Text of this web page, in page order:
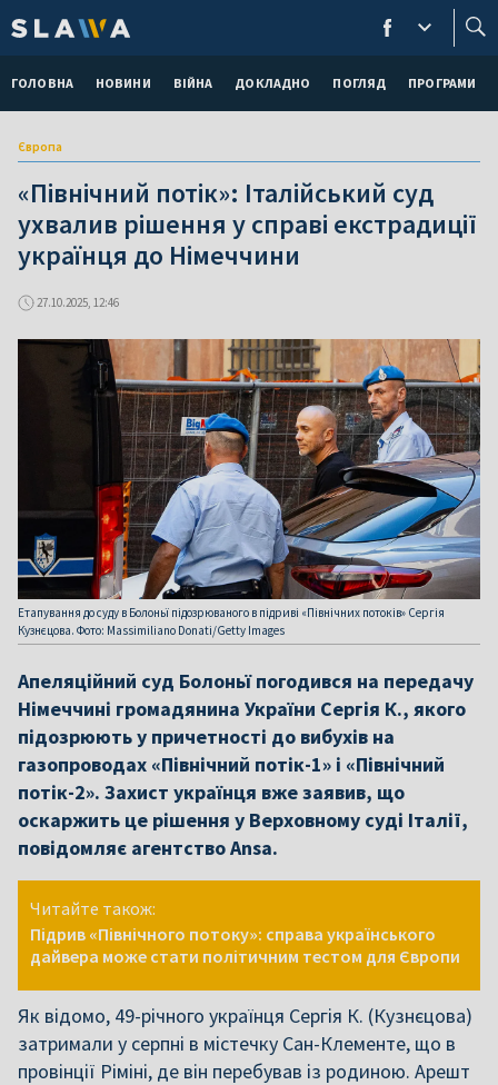
ГОЛОВНА НОВИНИ ВІЙНА ДОКЛАДНО ПОГЛЯД ПРОГРАМИ
Європа
«Північний потік»: Італійський суд
ухвалив рішення у справі екстрадиції
українця до Німеччини
27.10.2025, 12:46
Етапування до суду в Болоньї підозрюваного в підриві «Північних потоків» Сергія
Кузнєцова. Фото: Massimiliano Donati/Getty Images
Апеляційний суд Болоньї погодився на передачу
Німеччині громадянина України Сергія К., якого
підозрюють у причетності до вибухів на
газопроводах «Північний потік-1» і «Північний
потік-2». Захист українця вже заявив, що
оскаржить це рішення у Верховному суді Італії,
повідомляє агентство Ansa.
Читайте також:
Підрив «Північного потоку»: справа українського
дайвера може стати політичним тестом для Європи
Як відомо, 49-річного українця Сергія К. (Кузнєцова)
затримали у серпні в містечку Сан-Клементе, що в
провінції Ріміні, де він перебував із родиною. Арешт